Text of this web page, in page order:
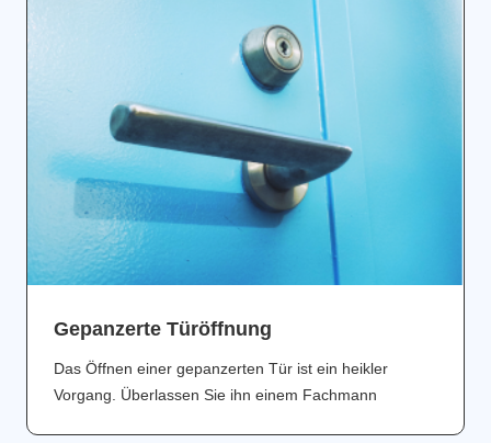
Gepanzerte Türöffnung
Das Öffnen einer gepanzerten Tür ist ein heikler
Vorgang. Überlassen Sie ihn einem Fachmann